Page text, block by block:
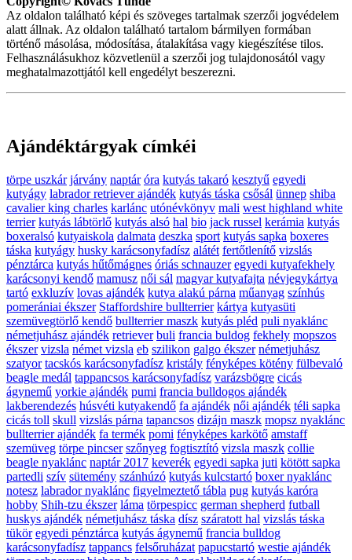
Az oldalon található képi és szöveges tartalmak szerzői jogvédelem
alatt állnak. Az oldalon található tartalom bármilyen formában
történő másolása, módosítása, átalakítása vagy kiegészítése tilos.
Felhasználásukhoz közvetlenül a szerzői jog tulajdonosától vagy
meghatalmazottjától kell engedélyt beszerezni.
Ajándéktárgyak címkéi
törpe uszkár járvány naptár óra kutyás takaró kesztyű egyedi
kutyágy labrador retriever ajándék kutyás táska csősál ünnep shiba
cavalier king charles karlánc utónévkönyv mali west highland white
terrier kutyás lábtörlő kutyás alsó hal bio jack russel kerámia kutyás
boxeralsó kutyaiskola dalmata deszka sport kutyás sapka boxeres
táska kutyágy husky karácsonyfadísz alátét fertőtlenítő vizslás
pénztárca kutyás hűtőmágnes óriás schnauzer egyedi kutyafekhely
karácsonyi kendő mamusz női sál magyar kutyafajta névjegykártya
tartó exkluzív lovas ajándék kutya alakú párna műanyag színhús
pomerániai ékszer Staffordshire bullterrier kártya kutyasüti
szemüvegtörlő kendő bullterrier maszk kutyás pléd puli nyaklánc
németjuhász ajándék retriever buli francia buldog fekhely mopszos
ékszer vizsla német vizsla eb szilikon galgo ékszer németjuhász
szatyor tacskós karácsonyfadísz kristály fényképes kötény fülbevaló
beagle medál tappancsos karácsonyfadísz varázsbögre cicás
ágynemű yorkie ajándék pumi francia bulldogos ajándék
lakberendezés húsvéti kutyakendő fa ajándék női ajándék téli sapka
cicás toll skull vizslás párna tapancsos dizájn maszk mopsz nyaklánc
bullterrier ajándék fa termék pomi fényképes karkötő amstaff
szemüveg törpe pincser szőnyeg fogtisztító vizsla maszk collie
beagle nyaklánc naptár 2017 keverék egyedi sapka juti kötött sapka
partedli szív sütemény szánhúzó kutyás kulcstartó boxer nyaklánc
notesz labrador nyaklánc figyelmeztető tábla pug kutyás karóra
hobby Shih-tzu ékszer láma törpespicc german shepherd futball
huskys ajándék németjuhász táska dísz száratott hal vizslás táska
tükör egyedi pénztárca kutyás ágynemű francia bulldog
karácsonyfadísz tappancs felsőruházat papucstartó westie ajándék